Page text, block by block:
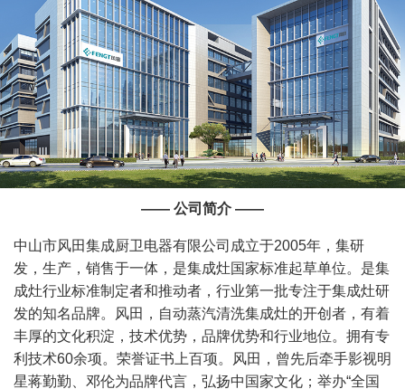
—— 公司简介 ——
中山市风田集成厨卫电器有限公司成立于2005年，集研
发，生产，销售于一体，是集成灶国家标准起草单位。是集
成灶行业标准制定者和推动者，行业第一批专注于集成灶研
发的知名品牌。风田，自动蒸汽清洗集成灶的开创者，有着
丰厚的文化积淀，技术优势，品牌优势和行业地位。拥有专
利技术60余项。荣誉证书上百项。风田，曾先后牵手影视明
星蒋勤勤、邓伦为品牌代言，弘扬中国家文化；举办“全国